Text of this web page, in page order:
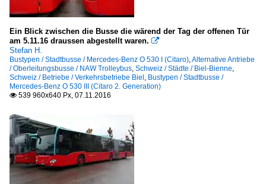
Ein Blick zwischen die Busse die wärend der Tag der offenen Tür
am 5.11.16 draussen abgestellt waren. 
Stefan H.
Bustypen / Stadtbusse / Mercedes-Benz O 530 I (Citaro),Alternative Antriebe
/ Oberleitungsbusse / NAW Trolleybus, Schweiz / Städte / Biel-Bienne,
Schweiz / Betriebe / Verkehrsbetriebe Biel, Bustypen / Stadtbusse /
Mercedes-Benz O 530 III (Citaro 2. Generation)
 539 960x640 Px, 07.11.2016